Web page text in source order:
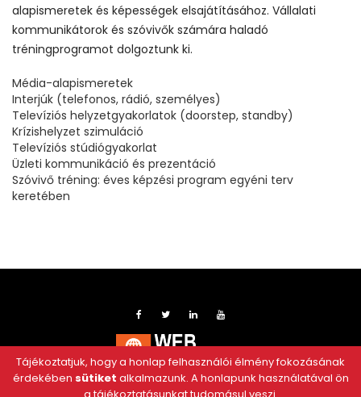
alapismeretek és képességek elsajátításához. Vállalati
kommunikátorok és szóvivők számára haladó
tréningprogramot dolgoztunk ki.
Média-alapismeretek
Interjúk (telefonos, rádió, személyes)
Televíziós helyzetgyakorlatok (doorstep, standby)
Krízishelyzet szimuláció
Televíziós stúdiógyakorlat
Üzleti kommunikáció és prezentáció
Szóvivő tréning: éves képzési program egyéni terv
keretében
Tájékoztatjuk, hogy a honlap felhasználói élmény fokozásának
érdekében sütiket alkalmazunk. A honlapunk használatával ön